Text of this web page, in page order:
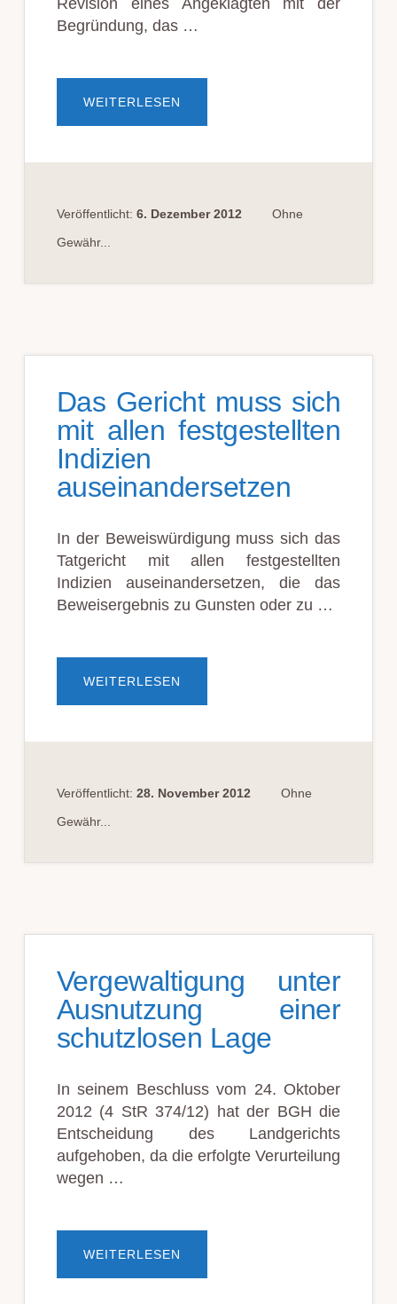
Revision eines Angeklagten mit der
Begründung, das …
WEITERLESEN
BEGRÜNDUNG?
Veröffentlicht: 6. Dezember 2012
Ohne
Gewähr...
Das Gericht muss sich
mit allen festgestellten
Indizien
auseinandersetzen
In der Beweiswürdigung muss sich das
Tatgericht mit allen festgestellten
Indizien auseinandersetzen, die das
Beweisergebnis zu Gunsten oder zu …
WEITERLESEN
MUSS
ALLEN
Veröffentlicht: 28. November 2012
Ohne
Gewähr...
Vergewaltigung unter
Ausnutzung einer
schutzlosen Lage
In seinem Beschluss vom 24. Oktober
2012 (4 StR 374/12) hat der BGH die
Entscheidung des Landgerichts
aufgehoben, da die erfolgte Verurteilung
wegen …
WEITERLESEN
AUSNUTZUNG